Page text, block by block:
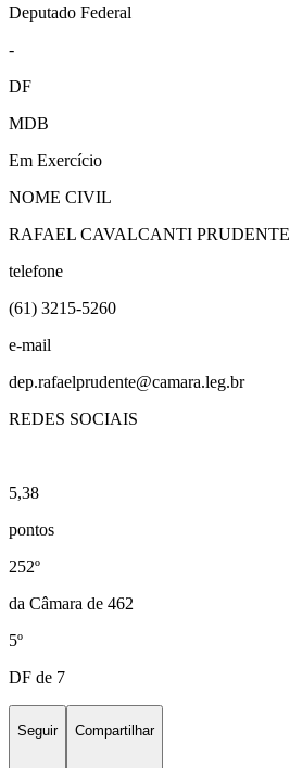
Deputado Federal
-
DF
MDB
Em Exercício
NOME CIVIL
RAFAEL CAVALCANTI PRUDENTE
telefone
(61) 3215-5260
e-mail
dep.rafaelprudente@camara.leg.br
REDES SOCIAIS
5,38
pontos
252º
da Câmara de 462
5º
DF de 7
Seguir Compartilhar